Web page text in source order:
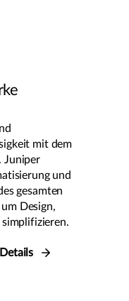
mit dem
Juniper
und
gesamten
Design,